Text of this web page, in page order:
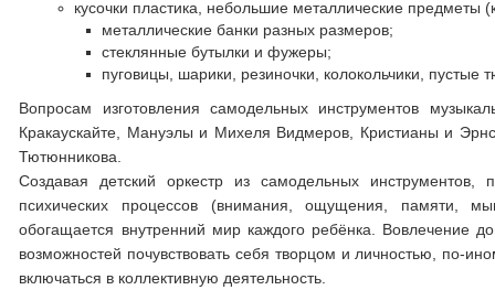
кусочки пластика, небольшие металлические предметы
металлические банки разных размеров;
стеклянные бутылки и фужеры;
пуговицы, шарики, резиночки, колокольчики, пустые
Вопросам изготовления самодельных инструментов
Кракаускайте, Мануэлы и Михеля Видмеров, Кристианы и
Тютюнникова.
Создавая детский оркестр из самодельных
психических процессов (внимания, ощущения, памяти,
обогащается внутренний мир каждого ребёнка. Вовлечение
возможностей почувствовать себя творцом и личностью, по-
включаться в коллективную деятельность.